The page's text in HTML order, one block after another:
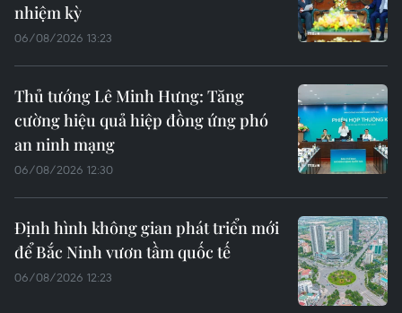
nhiệm kỳ
06/08/2026 13:23
Thủ tướng Lê Minh Hưng: Tăng
cường hiệu quả hiệp đồng ứng phó
an ninh mạng
06/08/2026 12:30
Định hình không gian phát triển mới
để Bắc Ninh vươn tầm quốc tế
06/08/2026 12:23